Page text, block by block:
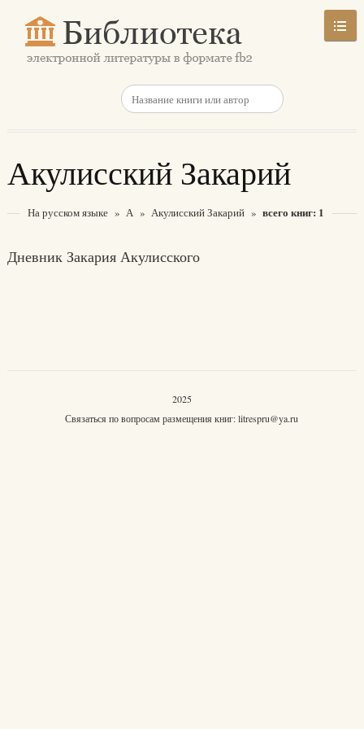
Акулисский Закарий
На русском языке » А » Акулисский Закарий » всего книг: 1
Дневник Закария Акулисского
2025
Связаться по вопросам размещения книг:litrespru@ya.ru